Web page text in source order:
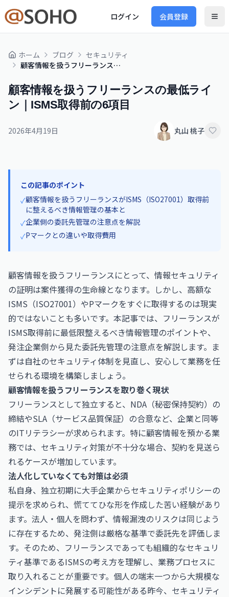
ログイン 会員登録
ホーム ブログ
セキュリティ
顧客情報を扱うフリーランスの最低ライン｜ISMS取得前の6項目
顧客情報を扱うフリーランスの最低ライ
ン｜ISMS取得前の6項目
2026年4月19日 丸山 桃子
この記事のポイント
✓顧客情報を扱うフリーランスがISMS（ISO27001）取得前
に整えるべき情報管理の基本と
✓企業側の委託先管理の注意点を解説
✓Pマークとの違いや取得費用
顧客情報を扱うフリーランスにとって、情報セキュリティ
の証明は案件獲得の生命線となります。しかし、高額な
ISMS（ISO27001）やPマークをすぐに取得するのは現実
的ではないことも多いです。本記事では、フリーランスが
ISMS取得前に最低限整えるべき情報管理のポイントや、
発注企業側から見た委託先管理の注意点を解説します。ま
ずは自社のセキュリティ体制を見直し、安心して業務を任
せられる環境を構築しましょう。
顧客情報を扱うフリーランスを取り巻く現状
フリーランスとして独立すると、NDA（秘密保持契約）の
締結やSLA（サービス品質保証）の合意など、企業と同等
のITリテラシーが求められます。特に顧客情報を預かる業
務では、セキュリティ対策が不十分な場合、契約を見送ら
れるケースが増加しています。
法人化していなくても対策は必須
私自身、独立初期に大手企業からセキュリティポリシーの
提示を求められ、慌ててひな形を作成した苦い経験があり
ます。法人・個人を問わず、情報漏洩のリスクは同じよう
に存在するため、発注側は厳格な基準で委託先を評価しま
す。そのため、フリーランスであっても組織的なセキュリ
ティ基準であるISMSの考え方を理解し、業務プロセスに
取り入れることが重要です。個人の端末一つから大規模な
インシデントに発展する可能性がある昨今、セキュリティ